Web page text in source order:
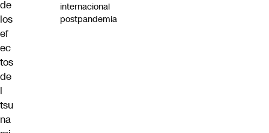
de
los
ef
ec
tos
de
l
tsu
na
internacional
postpandemia